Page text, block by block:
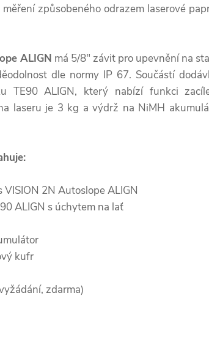
způsobeného odrazem laserové
ALIGN má 5/8" závit pro upevnění na
dle normy IP 67. Součástí
TE90 ALIGN, který nabízí funkci
laseru je 3 kg a výdrž na NiMH
VISION 2N Autoslope ALIGN
ALIGN s úchytem na lať
kufr
zdarma)